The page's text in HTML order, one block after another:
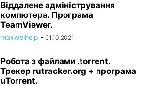
Віддалене адміністрування
компютера. Програма
TeamViewer.
maxwelhelp - 01.10.2021
Робота з файлами .torrent.
Трекер rutracker.org + програма
uTorrent.